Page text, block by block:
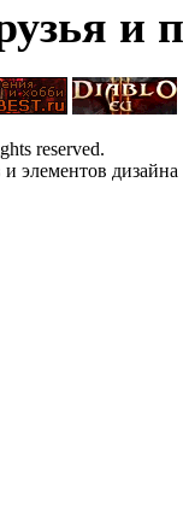
и
reserved.
элементов